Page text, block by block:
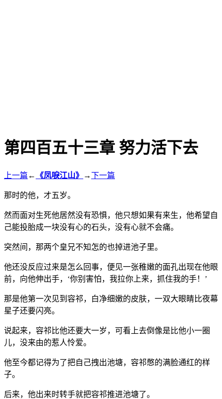
第四百五十三章 努力活下去
上一篇 ← 《凤唳江山》 →下一篇
那时的他，才五岁。
然而面对生死他居然没有恐惧，他只想如果有来生，他希望自
己能投胎成一块没有心的石头，没有心就不会痛。
突然间，那两个皇兄不知怎的也掉进池子里。
他还没反应过来是怎么回事，便见一张稚嫩的面孔出现在他眼
前，向他伸出手，‘你别害怕，我拉你上来，抓住我的手！’
那是他第一次见到容祁，白净细嫩的皮肤，一双大眼睛比夜幕
星子还要闪亮。
说起来，容祁比他还要大一岁，可看上去倒像是比他小一圈
儿，没来由的惹人怜爱。
他至今都记得为了把自己拽出池塘，容祁憋的满脸通红的样
子。
后来，他出来时转手就把容祁推进池塘了。